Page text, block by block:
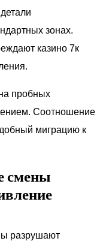
зонах.
казино 7к
пробных
Соотношение
миграцию к
смены
разрушают